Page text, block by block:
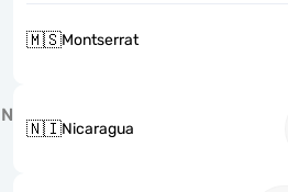
🇲🇸Montserrat
N
🇳🇮Nicaragua